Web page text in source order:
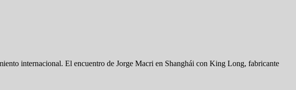
internacional. El encuentro de Jorge Macri en Shanghái con King Long, fabricante